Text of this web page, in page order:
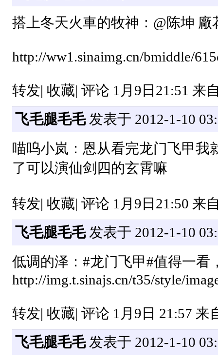
搭上冬天火車的牧神：@陈坤
http://ww1.sinaimg.cn/bmiddle/
转发| 收藏| 评论 1月9日21:51 来
飞毛腿毛毛发表于 2012-1-10
喵呜小岚：恩从看完龙门飞甲我
了可以演仙剑四的玄霄嘛
转发| 收藏| 评论 1月9日21:50 来
飞毛腿毛毛发表于 2012-1-10
低调的泽：#龙门飞甲#值得一看
http://img.t.sinajs.cn/t35/style/
转发| 收藏| 评论 1月9日 21:57 来
飞毛腿毛毛发表于 2012-1-10